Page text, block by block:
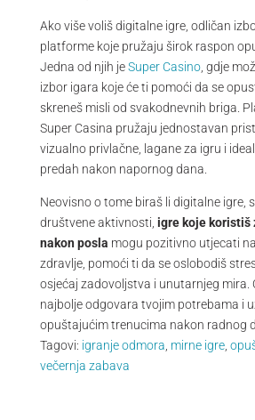
Ako više voliš digitalne igre, odličan
platforme koje pružaju širok raspon
Jedna od njih jeSuper Casino, gdje
izbor igara koje će ti pomoći da se
skreneš misli od svakodnevnih briga.
Super Casina pružaju jednostavan
vizualno privlačne, lagane za igru i
predah nakon napornog dana.
Neovisno o tome biraš li digitalne igre,
društvene aktivnosti, igre koje koristiš
nakon posla mogu pozitivno utjecati
zdravlje, pomoći ti da se oslobodiš
osjećaj zadovoljstva i unutarnjeg mira.
najbolje odgovara tvojim potrebama i
opuštajućim trenucima nakon radnog
Tagovi: igranje odmora mirne igre,
večernja zabava